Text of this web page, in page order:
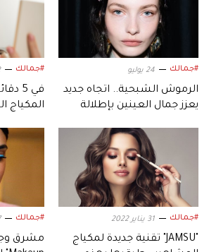
#جمالك 24 يوليو
الرموش الشبحية.. اتجاه جديد
يعزز جمال العينين بإطلالة
#جمالك
في 5
المكياج
#جمالك 31 يناير 2022
"JAMSU" تقنية جديدة لمكياج
#جمالك